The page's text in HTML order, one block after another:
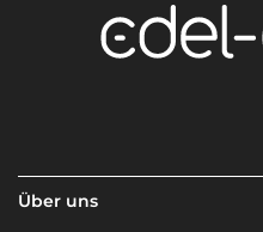
Über uns